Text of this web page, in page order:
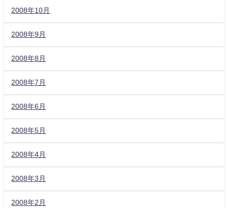
2008年10月
2008年9月
2008年8月
2008年7月
2008年6月
2008年5月
2008年4月
2008年3月
2008年2月